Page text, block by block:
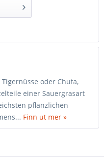
oder Chufa,
einer Sauergrasart
pflanzlichen
Finn ut mer »